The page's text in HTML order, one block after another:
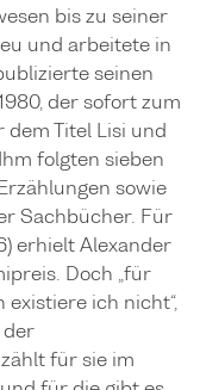
bis zu seiner
und arbeitete in
seinen
der sofort zum
Titel Lisi und
folgten sieben
sowie
Sachbücher. Für
erhielt Alexander
Doch „für
ich nicht“,
der
für sie im